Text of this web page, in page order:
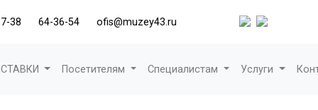
38 64-36-54 ofis@muzey43.ru
Посетителям Специалистам Услуги